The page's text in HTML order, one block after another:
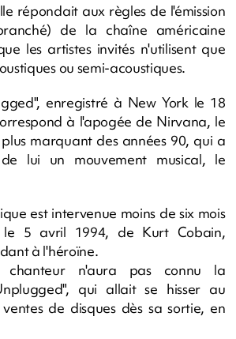
répondait aux règles de l'émission
de la chaîne américaine
les artistes invités n'utilisent que
ou semi-acoustiques.
enregistré à New York le 18
à l'apogée de Nirvana, le
marquant des années 90, qui a
lui un mouvement musical, le
est intervenue moins de six mois
le 5 avril 1994, de Kurt Cobain,
à l'héroïne.
n'aura pas connu la
qui allait se hisser au
de disques dès sa sortie, en